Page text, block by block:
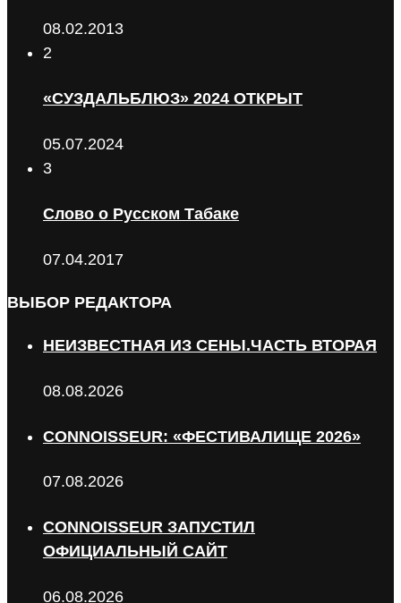
08.02.2013
2
«СУЗДАЛЬБЛЮЗ» 2024 ОТКРЫТ
05.07.2024
3
Слово о Русском Табаке
07.04.2017
ВЫБОР РЕДАКТОРА
НЕИЗВЕСТНАЯ ИЗ СЕНЫ.ЧАСТЬ ВТОРАЯ
08.08.2026
CONNOISSEUR: «ФЕСТИВАЛИЩЕ 2026»
07.08.2026
CONNOISSEUR ЗАПУСТИЛ
ОФИЦИАЛЬНЫЙ САЙТ
06.08.2026